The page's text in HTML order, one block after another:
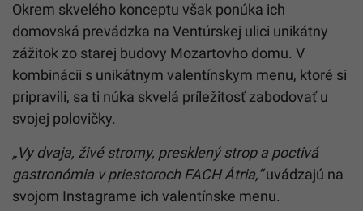
Okrem skvelého konceptu však ponúka ich
domovská prevádzka na Ventúrskej ulici unikátny
zážitok zo starej budovy Mozartovho domu. V
kombinácii s unikátnym valentínskym menu, ktoré si
pripravili, sa ti núka skvelá príležitosť zabodovať u
svojej polovičky.
„Vy dvaja, živé stromy, presklený strop a poctivá
gastronómia v priestoroch FACH Átria,“uvádzajú na
svojom Instagrame ich valentínske menu.